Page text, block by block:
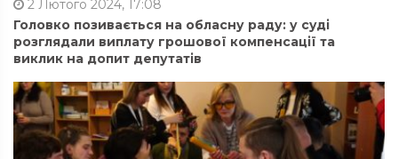
2 Лютого 2024, 17:08
Головко позивається на обласну раду: у суді
розглядали виплату грошової компенсації та
виклик на допит депутатів